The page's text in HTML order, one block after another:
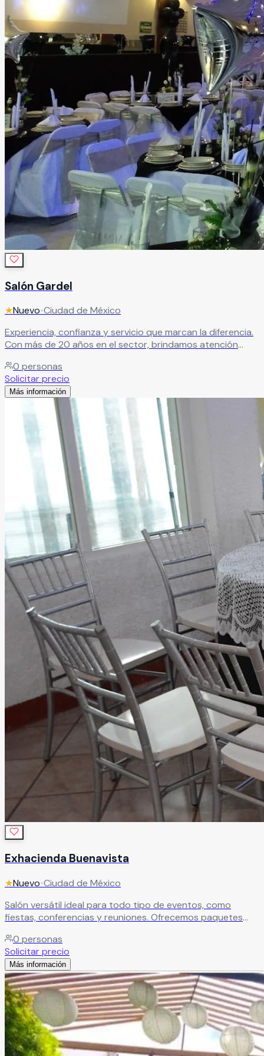
sonido, DJ, barra de bebidas, catering, decoración,
personal de apoyo, seguridad y limpieza, para que tú solo
te preocupes por disfrutar. Ubicado en una zona
estratégica de Tlalnepantla, nuestro salón ofrece la
combinación ideal entre fácil acceso y la privacidad que
merece un evento especial. Más que un salón de eventos,
ofrecemos un espacio donde la tecnología, el diseño y el
mejor ambiente se unen para crear celebraciones
memorables que tus invitados recordarán mucho después
de que termine la fiesta.Leer más
Salón Gardel
★Nuevo•Ciudad de México
Experiencia, confianza y servicio que marcan la diferencia.
Con más de 20 años en el sector, brindamos atención
exitosos.Leer más
0 personas
Solicitar precio
Más información
Exhacienda Buenavista
★Nuevo•Ciudad de México
Salón versátil ideal para todo tipo de eventos, como
fiestas, conferencias y reuniones. Ofrecemos paquetes
Cuenta con decoración permanente, opciones de
decoración temática, salón cerrado y techado, además de
estacionamiento para mayor comodidad.
0 personas
Solicitar precio
Más información